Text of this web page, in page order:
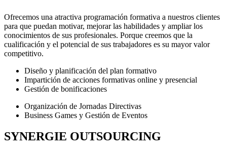
Ofrecemos una atractiva programación formativa a nuestros clientes
para que puedan motivar, mejorar las habilidades y ampliar los
conocimientos de sus profesionales. Porque creemos que la
cualificación y el potencial de sus trabajadores es su mayor valor
competitivo.
Diseño y planificación del plan formativo
Impartición de acciones formativas online y presencial
Gestión de bonificaciones
Organización de Jornadas Directivas
Business Games y Gestión de Eventos
SYNERGIE OUTSOURCING